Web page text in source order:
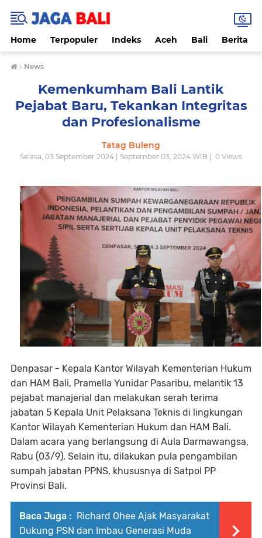
Home Terpopuler Indeks Aceh Bali Berita
› News
Kemenkumham Bali Lantik
Pejabat Baru, Tekankan Integritas
dan Profesionalisme
Tatag Buleng
Selasa, 03 September 2024 | September 03, 2024 WIB | 0 Views
Denpasar - Kepala Kantor Wilayah Kementerian Hukum
dan HAM Bali, Pramella Yunidar Pasaribu, melantik 13
pejabat manajerial dan melakukan serah terima
jabatan 5 Kepala Unit Pelaksana Teknis di lingkungan
Kantor Wilayah Kementerian Hukum dan HAM Bali.
Dalam acara yang berlangsung di Aula Darmawangsa,
Rabu (03/9). Selain itu, dilakukan pula pengambilan
sumpah jabatan PPNS, khususnya di Satpol PP
Provinsi Bali.
Baca Juga : Richard Ohee Ajak Masyarakat
Dukung PSN dan Imbau Generasi Muda